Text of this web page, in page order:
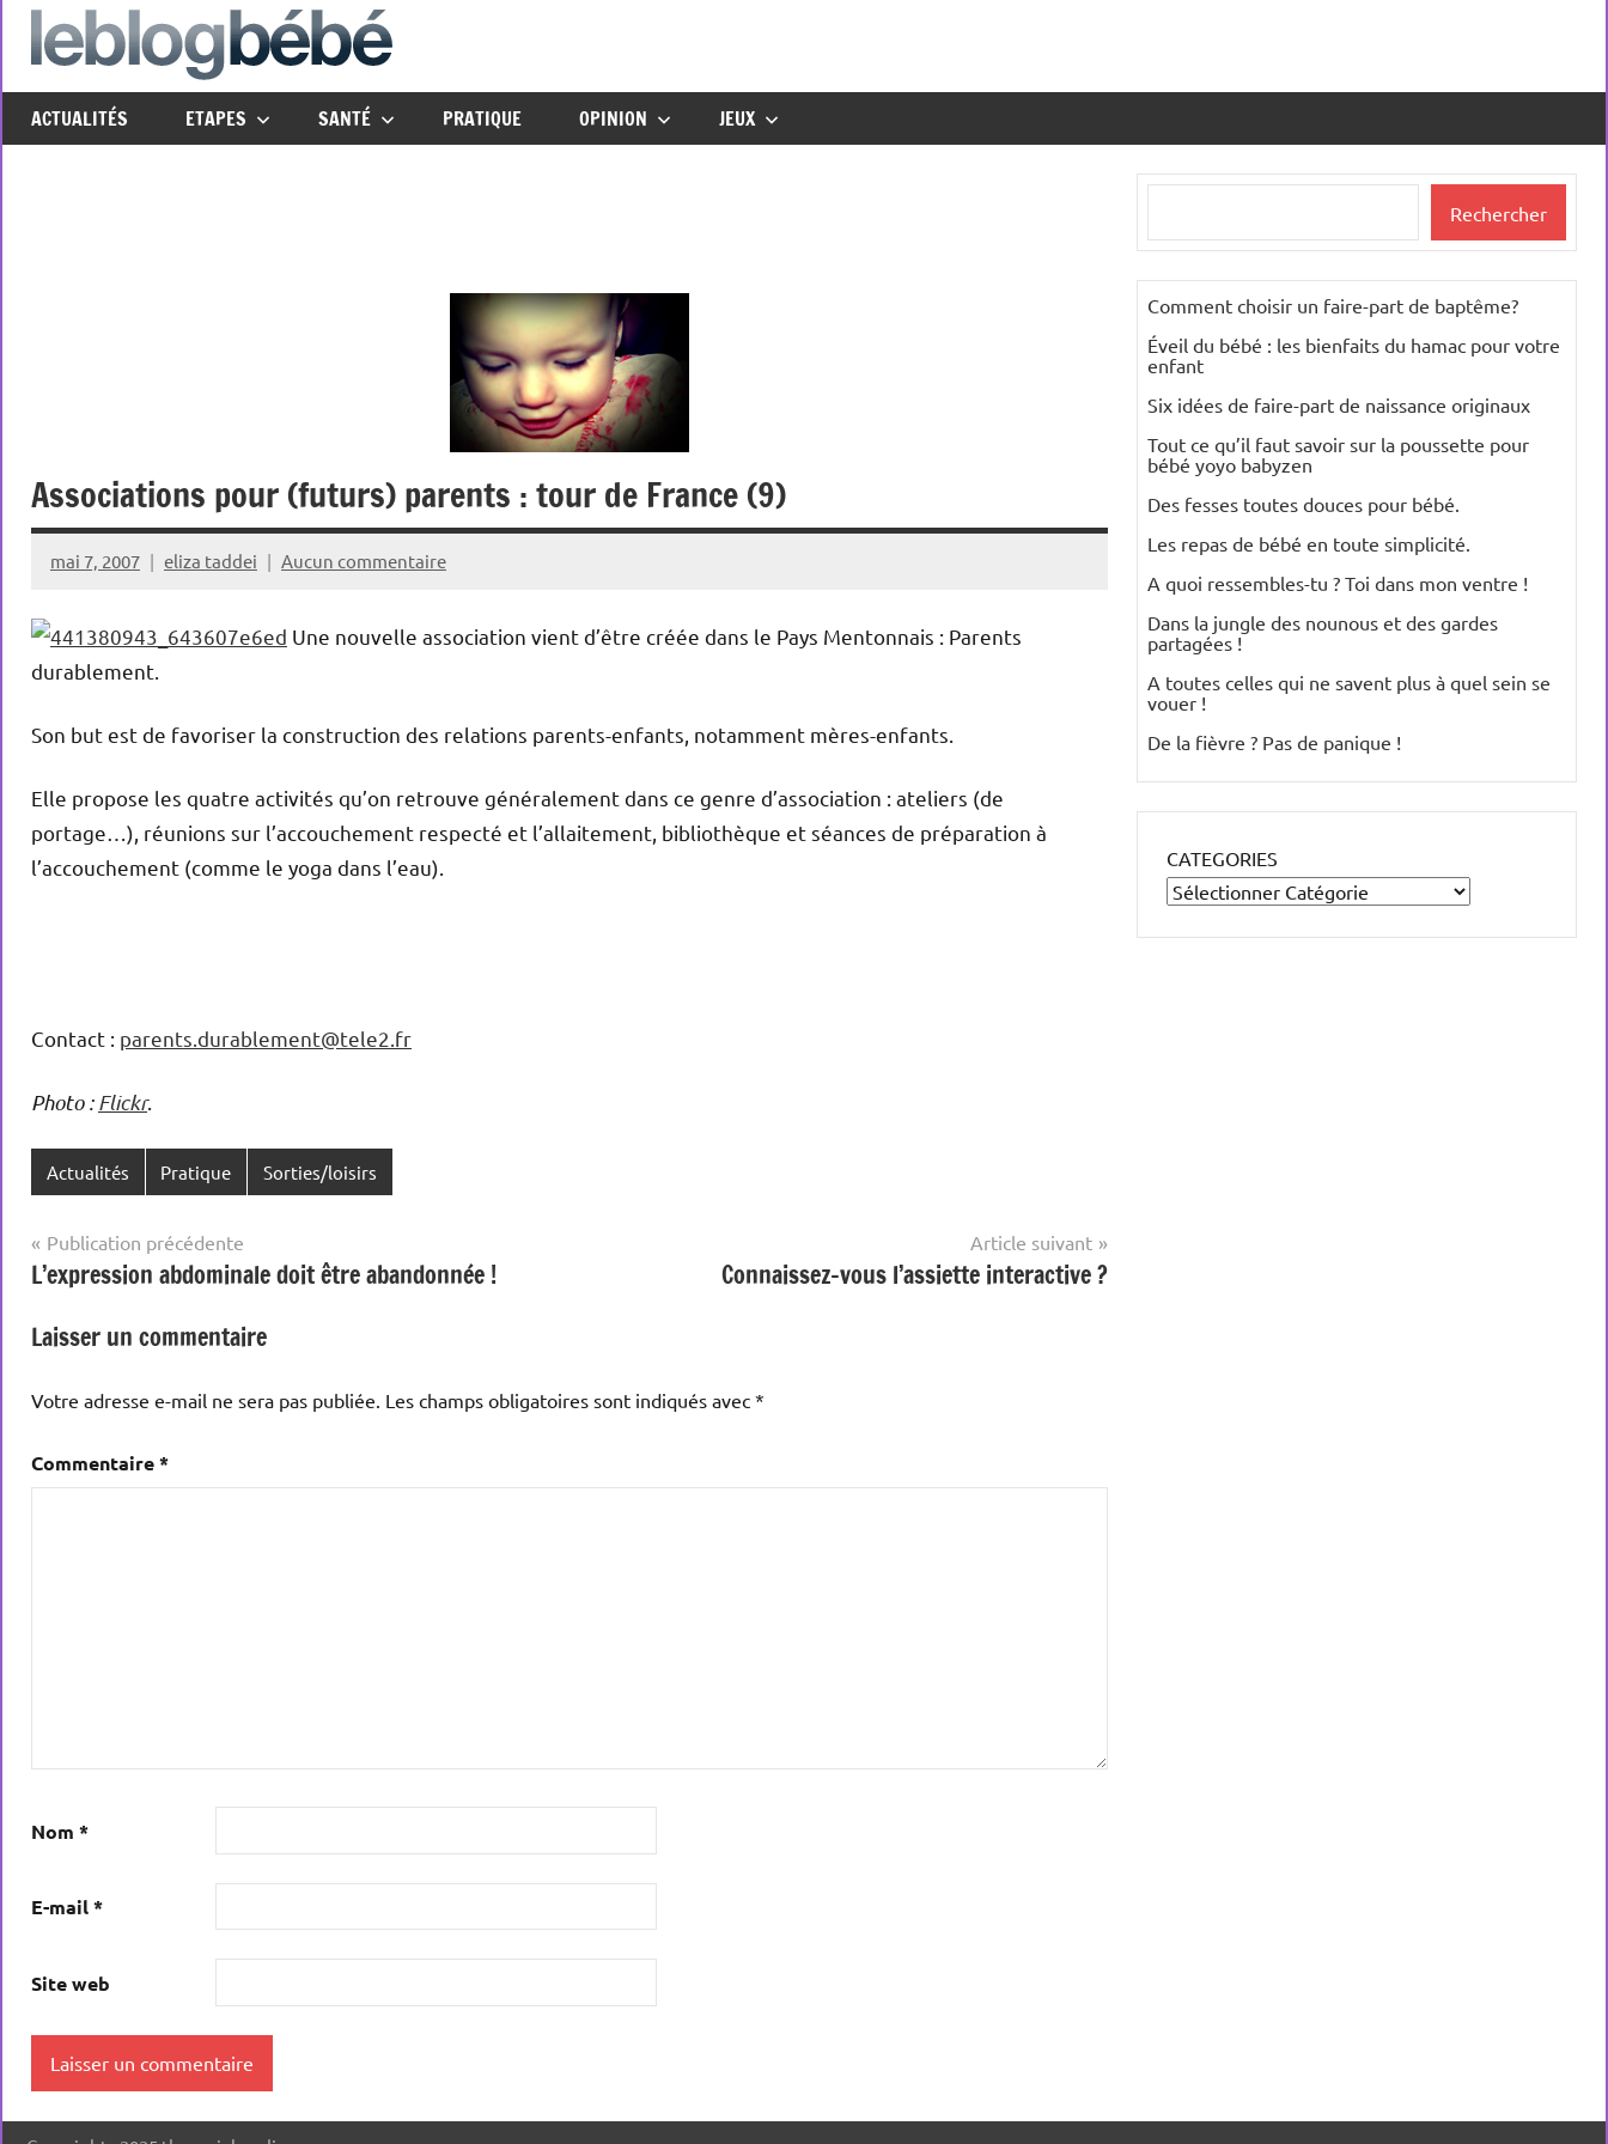
Aller
leblogbebe
another
The
ACTUALITÉS ETAPES SANTÉ PRATIQUE OPINION JEUX
Associations pour (futurs) parents : tour de France (9)
mai 7, 2007 eliza taddei Aucun commentaire
Une nouvelle association vient d’être créée dans le Pays Mentonnais : Parents
durablement.
Son but est de favoriser la construction des relations parents-enfants, notamment mères-enfants.
Elle propose les quatre activités qu’on retrouve généralement dans ce genre d’association : ateliers (de
portage…), réunions sur l’accouchement respecté et l’allaitement, bibliothèque et séances de préparation à
l’accouchement (comme le yoga dans l’eau).
Contact : parents.durablement@tele2.fr
Photo :Flickr.
Actualités Pratique Sorties/loisirs
Navigation
de
l’article
Publication précédente
L’expression abdominale doit être abandonnée !
Article suivant
Connaissez-vous l’assiette interactive ?
Laisser un commentaire
Votre adresse e-mail ne sera pas publiée. Les champs obligatoires sont indiqués avec *
Commentaire*
Nom *
E-mail*
Site web
Rechercher
Comment choisir un faire-part de baptême?
Éveil du bébé : les bienfaits du hamac pour votre
enfant
Six idées de faire-part de naissance originaux
Tout ce qu’il faut savoir sur la poussette pour
bébé yoyo babyzen
Des fesses toutes douces pour bébé.
Les repas de bébé en toute simplicité.
A quoi ressembles-tu ? Toi dans mon ventre !
Dans la jungle des nounous et des gardes
partagées !
A toutes celles qui ne savent plus à quel sein se
vouer !
De la fièvre ? Pas de panique !
CATEGORIES